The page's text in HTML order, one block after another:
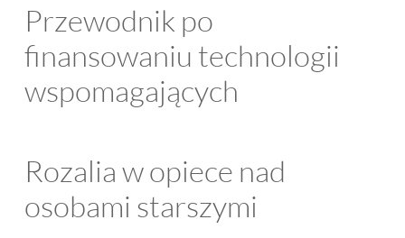
Przewodnik po
finansowaniu technologii
wspomagających
Rozalia w opiece nad
osobami starszymi